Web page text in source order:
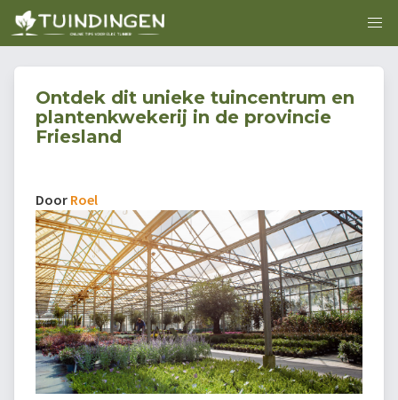
Ontdek dit unieke tuincentrum en
plantenkwekerij in de provincie
Friesland
Door Roel